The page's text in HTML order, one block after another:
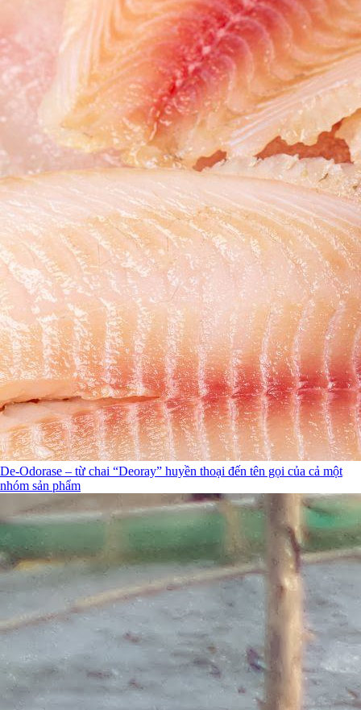
De-Odorase – từ chai “Deoray” huyền thoại đến tên gọi của cả một
nhóm sản phẩm